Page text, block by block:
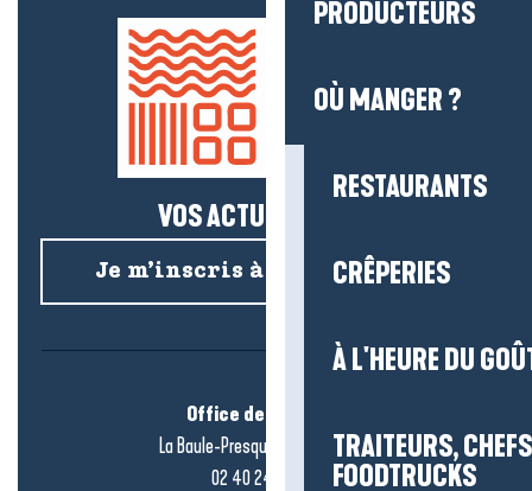
PRODUCTEURS
OÙ MANGER ?
RESTAURANTS
CRÊPERIES
À L'HEURE DU
TRAITEURS,
FOODTRUCKS
VOS ACTUS SALÉES !
Je m’inscris à la newsletter
Office de tourisme
La Baule-Presqu’île de Guérande
02 40 24 34 44